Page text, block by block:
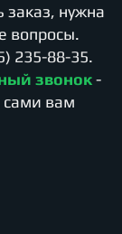
заказ, нужна
вопросы.
235-88-35.
звонок -
сами вам